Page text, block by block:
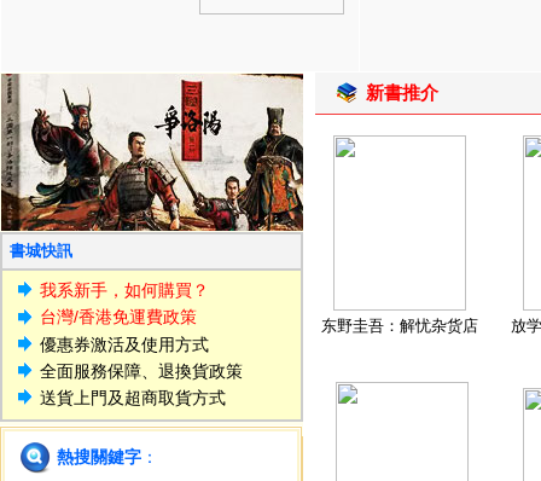
書城快訊
我系新手，如何購買？
台灣/香港免運費政策
優惠券激活及使用方式
全面服務保障、退換貨政策
送貨上門及超商取貨方式
熱搜關鍵字 ：
新書推介
东野圭吾：解忧杂货店 放